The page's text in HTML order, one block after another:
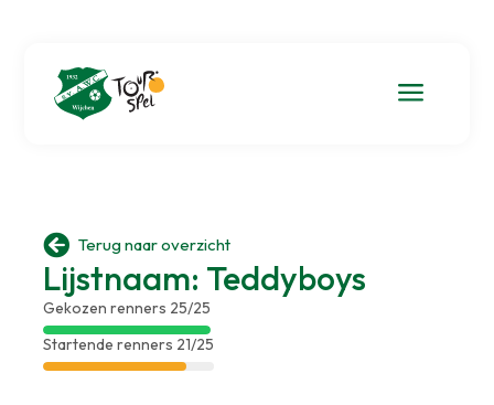
a
 Terug naar overzicht
Lijstnaam: Teddyboys
Gekozen renners 25/25
Startende renners 21/25